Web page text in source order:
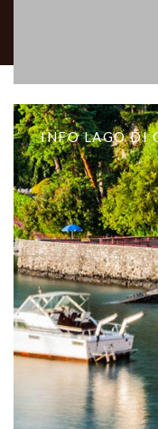
INFO LAGO DI